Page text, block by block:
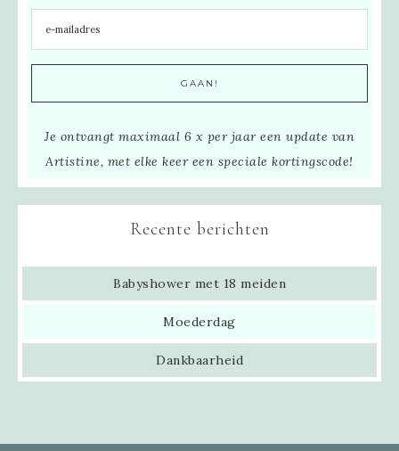
Je ontvangt maximaal 6 x per jaar een update van
Artistine, met elke keer een speciale kortingscode!
Recente berichten
Babyshower met 18 meiden
Moederdag
Dankbaarheid